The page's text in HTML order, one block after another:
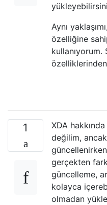
Aynı
özelliğine
kullanıyorum.
1
XDA
değilim,
gerçekten
güncelleme,
kolayca
olmadan